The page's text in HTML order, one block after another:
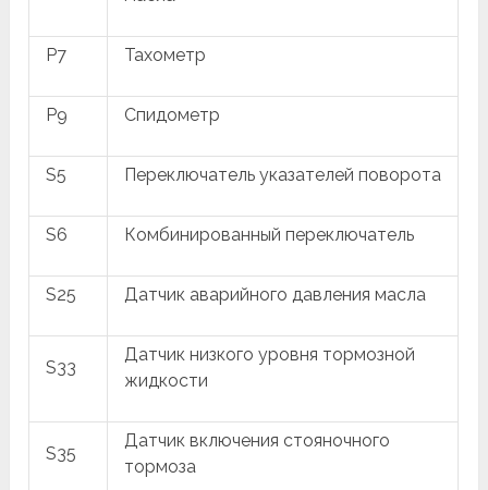
P7 Тахометр
P9 Спидометр
S5 Переключатель указателей поворота
S6 Комбинированный переключатель
S25 Датчик аварийного давления масла
S33
Датчик низкого уровня тормозной
жидкости
S35
Датчик включения стояночного
тормоза